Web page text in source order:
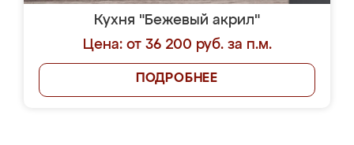
Кухня "Бежевый акрил"
Цена: от 36 200 руб. за п.м.
ПОДРОБНЕЕ